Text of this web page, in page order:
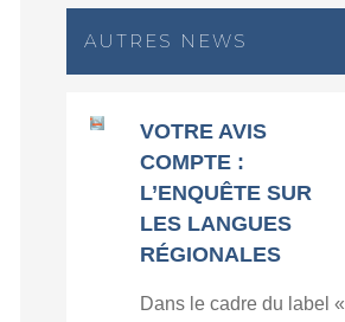
AUTRES NEWS
VOTRE AVIS
COMPTE :
L’ENQUÊTE SUR
LES LANGUES
RÉGIONALES
Dans le cadre du label «